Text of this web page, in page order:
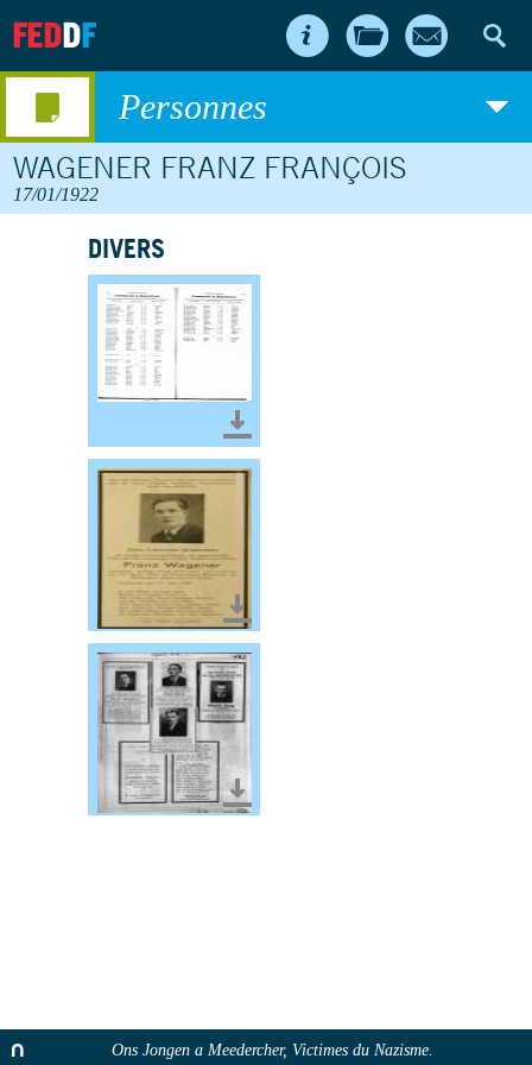
FEDDF
Personnes
WAGENER FRANZ FRANÇOIS
17/01/1922
DIVERS
Ons Jongen a Meedercher, Victimes du Nazisme.